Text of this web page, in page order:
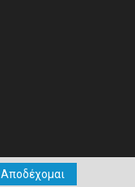
Αποδέχομαι